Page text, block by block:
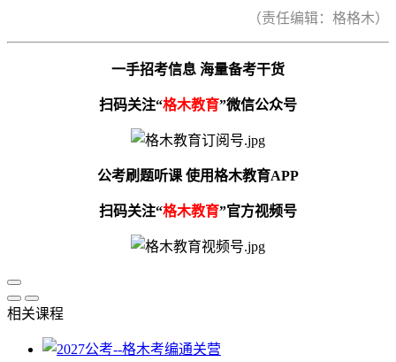
（责任编辑：格格木）
一手招考信息 海量备考干货
扫码关注“格木教育”微信公众号
公考刷题听课 使用格木教育APP
扫码关注“格木教育”官方视频号
相关课程